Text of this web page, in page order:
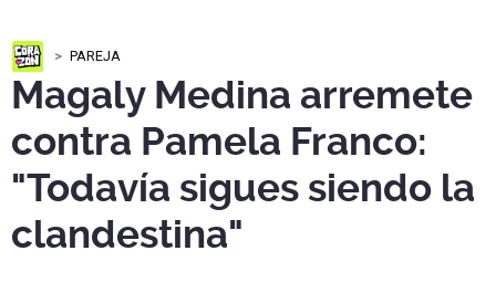
PAREJA
Magaly Medina arremete
contra Pamela Franco:
"Todavía sigues siendo la
clandestina"